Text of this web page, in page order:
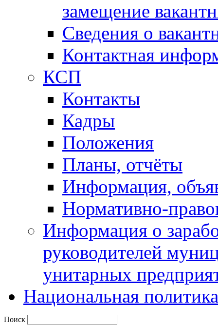
замещение
Сведения о
Контактная
КСП
Контакты
Кадры
Положения
Планы, отчёты
Информация,
Нормативно-
Информация о
руководителей
унитарных
Национальная политика
Поиск